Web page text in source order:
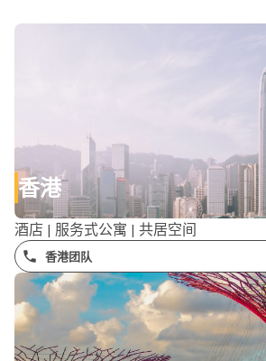
香港
酒店 | 服务式公寓 | 共居空间
香港团队